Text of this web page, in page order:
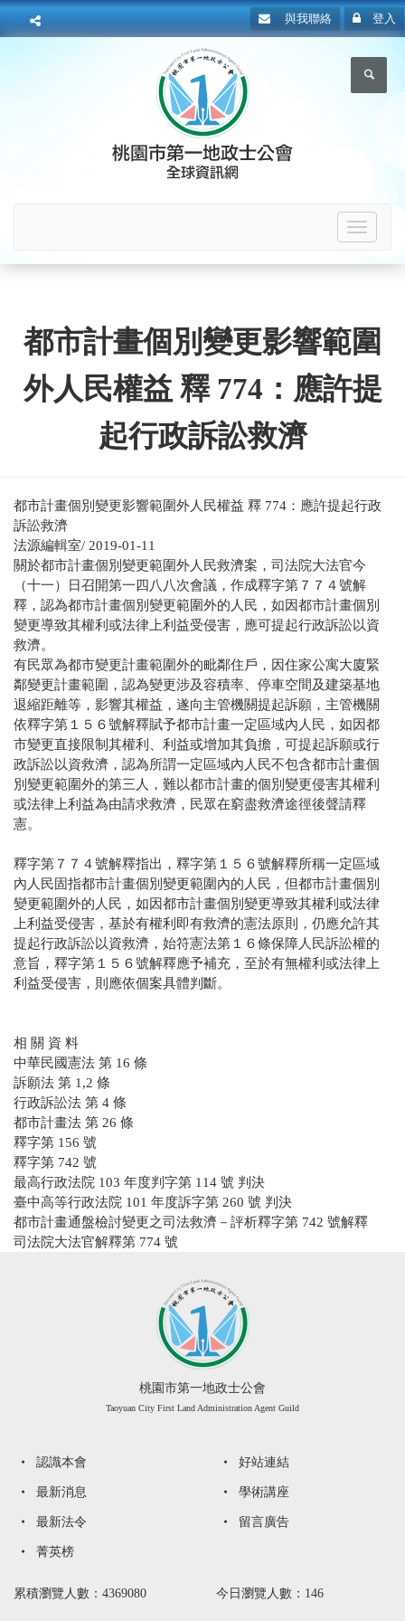
與我聯絡 登入
Toggle
都市計畫個別變更影響範圍
外人民權益 釋 774：應許提
起行政訴訟救濟
都市計畫個別變更影響範圍外人民權益 釋 774：應許提起行政
訴訟救濟
法源編輯室/ 2019-01-11
關於都市計畫個別變更範圍外人民救濟案，司法院大法官今
（十一）日召開第一四八八次會議，作成釋字第７７４號解
釋，認為都市計畫個別變更範圍外的人民，如因都市計畫個別
變更導致其權利或法律上利益受侵害，應可提起行政訴訟以資
救濟。
有民眾為都市變更計畫範圍外的毗鄰住戶，因住家公寓大廈緊
鄰變更計畫範圍，認為變更涉及容積率、停車空間及建築基地
退縮距離等，影響其權益，遂向主管機關提起訴願，主管機關
依釋字第１５６號解釋賦予都市計畫一定區域內人民，如因都
市變更直接限制其權利、利益或增加其負擔，可提起訴願或行
政訴訟以資救濟，認為所謂一定區域內人民不包含都市計畫個
別變更範圍外的第三人，難以都市計畫的個別變更侵害其權利
或法律上利益為由請求救濟，民眾在窮盡救濟途徑後聲請釋
憲。
釋字第７７４號解釋指出，釋字第１５６號解釋所稱一定區域
內人民固指都市計畫個別變更範圍內的人民，但都市計畫個別
變更範圍外的人民，如因都市計畫個別變更導致其權利或法律
上利益受侵害，基於有權利即有救濟的憲法原則，仍應允許其
提起行政訴訟以資救濟，始符憲法第１６條保障人民訴訟權的
意旨，釋字第１５６號解釋應予補充，至於有無權利或法律上
利益受侵害，則應依個案具體判斷。
相 關 資 料
中華民國憲法 第 16 條
訴願法 第 1,2 條
行政訴訟法 第 4 條
都市計畫法 第 26 條
釋字第 156 號
釋字第 742 號
最高行政法院 103 年度判字第 114 號 判決
臺中高等行政法院 101 年度訴字第 260 號 判決
都市計畫通盤檢討變更之司法救濟－評析釋字第 742 號解釋
司法院大法官解釋第 774 號
桃園市第一地政士公會
Taoyuan City First Land Administration Agent Guild
認識本會
最新消息
最新法令
菁英榜
好站連結
學術講座
留言廣告
累積瀏覽人數：4369080 今日瀏覽人數：146